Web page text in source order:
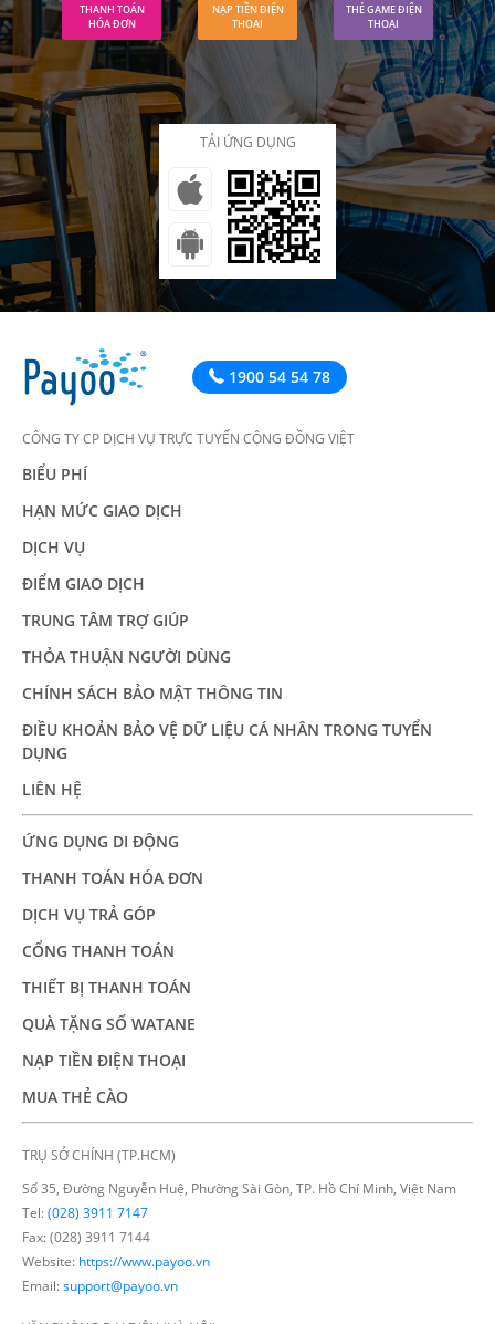
THANH TOÁN
HÓA ĐƠN
NẠP TIỀN ĐIỆN
THOẠI
THẺ GAME ĐIỆN
THOẠI
TẢI ỨNG DỤNG
1900 54 54 78
CÔNG TY CP DỊCH VỤ TRỰC TUYẾN CỘNG ĐỒNG VIỆT
BIỂU PHÍ
HẠN MỨC GIAO DỊCH
DỊCH VỤ
ĐIỂM GIAO DỊCH
TRUNG TÂM TRỢ GIÚP
THỎA THUẬN NGƯỜI DÙNG
CHÍNH SÁCH BẢO MẬT THÔNG TIN
ĐIỀU KHOẢN BẢO VỆ DỮ LIỆU CÁ NHÂN TRONG TUYỂN
DỤNG
LIÊN HỆ
ỨNG DỤNG DI ĐỘNG
THANH TOÁN HÓA ĐƠN
DỊCH VỤ TRẢ GÓP
CỔNG THANH TOÁN
THIẾT BỊ THANH TOÁN
QUÀ TẶNG SỐ WATANE
NẠP TIỀN ĐIỆN THOẠI
MUA THẺ CÀO
TRỤ SỞ CHÍNH (TP.HCM)
Số 35, Đường Nguyễn Huệ, Phường Sài Gòn, TP. Hồ Chí Minh, Việt Nam
Tel:(028) 3911 7147
Fax: (028) 3911 7144
Website: https://www.payoo.vn
Email:support@payoo.vn